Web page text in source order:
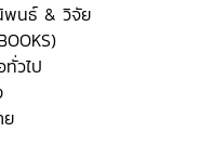
พนธ์ & วิจัย
วไป